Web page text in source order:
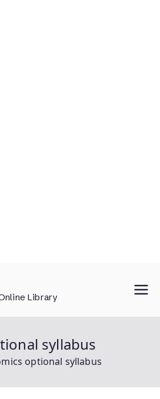
Library
syllabus
optional syllabus